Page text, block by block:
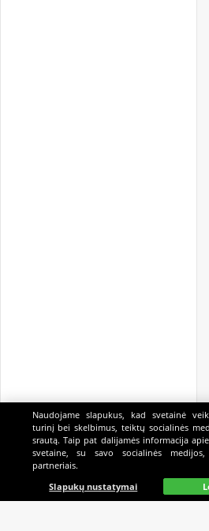
Pagrindinis Gyvai Paieška
Naudojame slapukus, kad svetainė
turinį bei skelbimus, teiktų socialinės
srautą. Taip pat dalijamės informacija
svetaine, su savo socialinės
partneriais.
Slapukų nustatymai